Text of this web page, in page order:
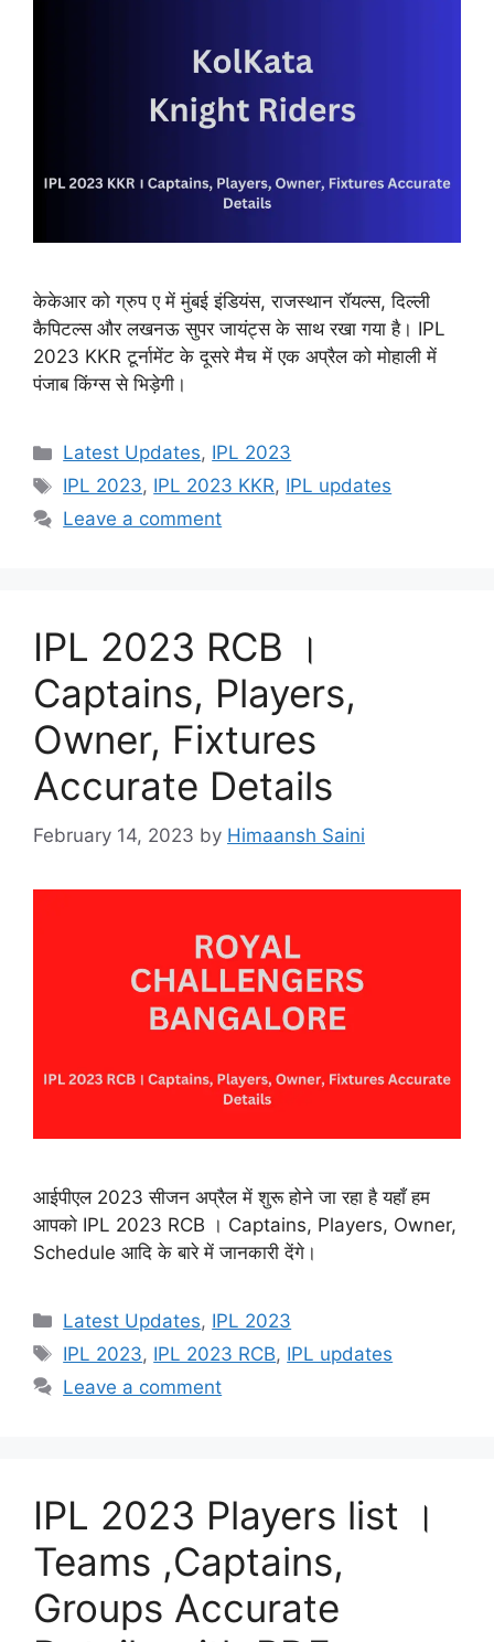
केकेआर को ग्रुप ए में मुंबई इंडियंस, राजस्थान रॉयल्स, दिल्ली
कैपिटल्स और लखनऊ सुपर जायंट्स के साथ रखा गया है। IPL
2023 KKR टूर्नामेंट के दूसरे मैच में एक अप्रैल को मोहाली में
पंजाब किंग्स से भिड़ेगी।
Categories
Latest Updates, IPL 2023
Tags
IPL 2023, IPL 2023 KKR, IPL updates
Leave a comment
IPL 2023 RCB ।
Captains, Players,
Owner, Fixtures
Accurate Details
February 14, 2023 by Himaansh Saini
आईपीएल 2023 सीजन अप्रैल में शुरू होने जा रहा है यहाँ हम
आपको IPL 2023 RCB । Captains, Players, Owner,
Schedule आदि के बारे में जानकारी देंगे।
Categories
Latest Updates, IPL 2023
Tags
IPL 2023, IPL 2023 RCB, IPL updates
Leave a comment
IPL 2023 Players list ।
Teams ,Captains,
Groups Accurate